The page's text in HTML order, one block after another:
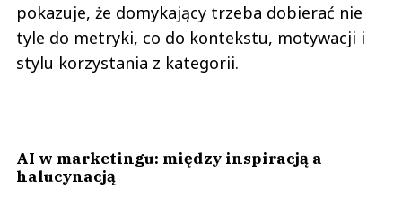
pokazuje, że domykający trzeba dobierać nie
tyle do metryki, co do kontekstu, motywacji i
stylu korzystania z kategorii.
AI w marketingu: między inspiracją a
halucynacją